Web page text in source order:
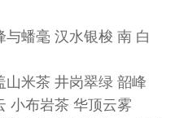
蟠毫 汉水银梭 南 白
米茶 井岗翠绿 韶峰
布岩茶 华顶云雾